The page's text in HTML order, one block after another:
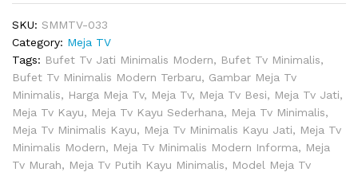
SKU: SMMTV-033
Category: Meja TV
Tags: Bufet Tv Jati Minimalis Modern, Bufet Tv Minimalis,
Bufet Tv Minimalis Modern Terbaru, Gambar Meja Tv
Minimalis, Harga Meja Tv, Meja Tv, Meja Tv Besi, Meja Tv Jati,
Meja Tv Kayu, Meja Tv Kayu Sederhana, Meja Tv Minimalis,
Meja Tv Minimalis Kayu, Meja Tv Minimalis Kayu Jati, Meja Tv
Minimalis Modern, Meja Tv Minimalis Modern Informa, Meja
Tv Murah, Meja Tv Putih Kayu Minimalis, Model Meja Tv